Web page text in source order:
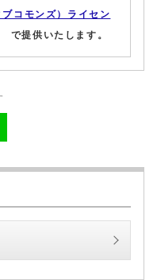
コモンズ）ライセン
で提供いたします。